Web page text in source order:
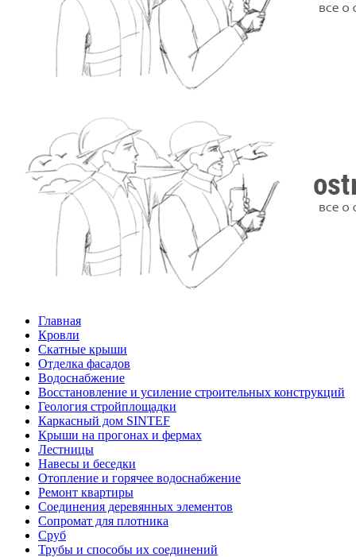
Главная
Кровли
Скатные крыши
Отделка фасадов
Водоснабжение
Восстановление и усиление строительных конструкций
Геология стройплощадки
Каркасный дом SINTEF
Крыши на прогонах и фермах
Лестницы
Навесы и беседки
Отопление и горячее водоснабжение
Ремонт квартиры
Соединения деревянных элементов
Сопромат для плотника
Сруб
Трубы и способы их соединений